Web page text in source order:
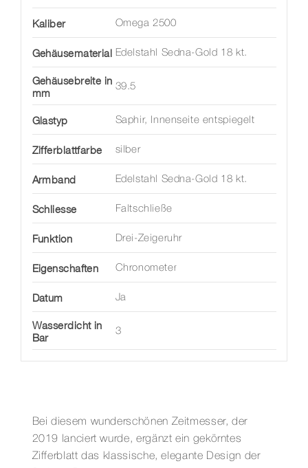
Kaliber Omega 2500
Gehäusematerial Edelstahl Sedna-Gold 18 kt.
Gehäusebreite in
mm
39.5
Glastyp Saphir, Innenseite entspiegelt
Zifferblattfarbe silber
Armband Edelstahl Sedna-Gold 18 kt.
Schliesse Faltschließe
Funktion Drei-Zeigeruhr
Eigenschaften Chronometer
Datum Ja
Wasserdicht in
Bar
3
Bei diesem wunderschönen Zeitmesser, der
2019 lanciert wurde, ergänzt ein gekörntes
Zifferblatt das klassische, elegante Design der